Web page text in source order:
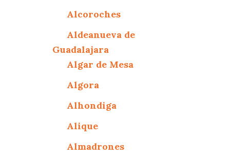
Alcoroches
Aldeanueva de
Guadalajara
Algar de Mesa
Algora
Alhondiga
Alique
Almadrones